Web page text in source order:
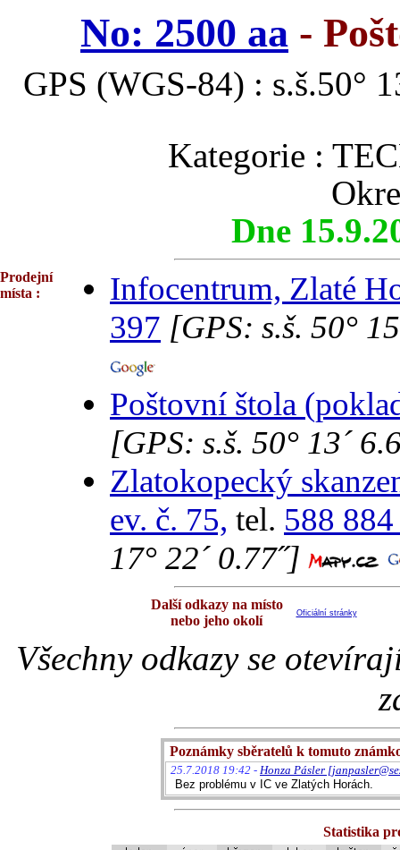
No: 2500 aa -
GPS (WGS-84) : s.š.50°
Kategorie :
Dne
Prodejní
místa :
Infocentrum, Zlaté
397 [GPS: s.š. 50°
Poštovní štola
[GPS: s.š. 50° 13´
Zlatokopecký
ev. č. 75, tel. 588
17° 22´ 0.77˝]
Další odkazy na místo
nebo jeho okolí
Oficiální stránky
Všechny odkazy se
Poznámky sběratelů k tomuto
25.7.2018 19:42 - Honza Pásler
Bez problému v IC ve Zlatých Horách.
Statistika